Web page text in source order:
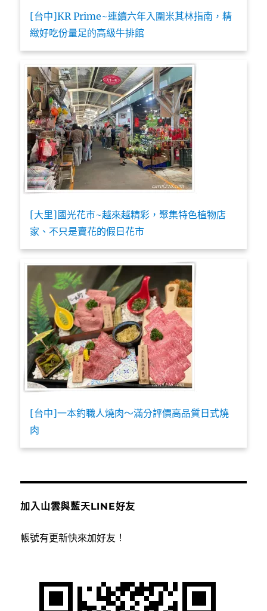
[台中]KR Prime~連續六年入圍米其林指南，精
緻好吃份量足的高級牛排館
[大里]國光花市~越來越精彩，聚集特色植物店
家、不只是賣花的假日花市
[台中]一本釣職人燒肉～滿分評價高品質日式燒
肉
加入山雲與藍天LINE好友
帳號有更新快來加好友！